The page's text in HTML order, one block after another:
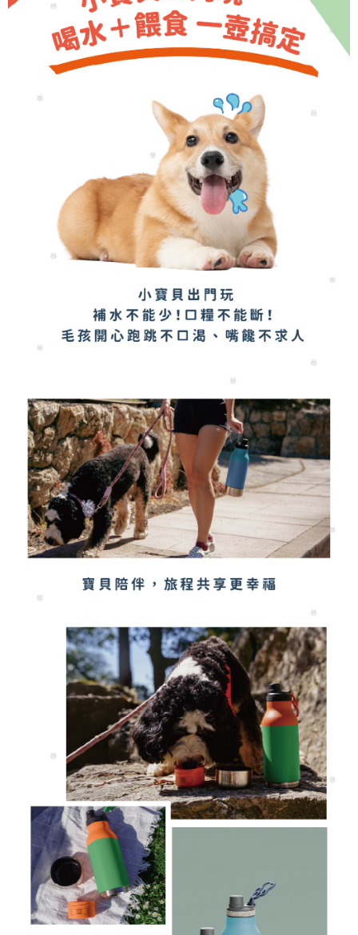
「AFTEE先享後付」，若未經同意申辦者引起之損失，本公司不負相關責
４．使用「AFTEE先享後付」時，將依據個別帳號之用戶狀況，依本公司即
時審查核予不同之上限額度；若仍有額度不足之情形，本公司將視審查結果
請求用戶進行身份認證。
５．嚴禁一人註冊多個帳號或使用他人資訊註冊。若發現惡意使用之情形，
恩沛科技股份有限公司將有權停止該用戶之使用額度並採取法律行動。